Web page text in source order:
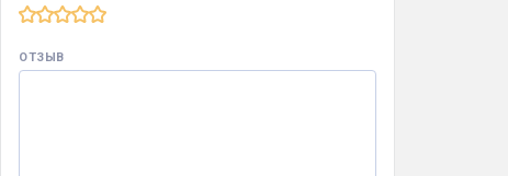
ОТЗЫВ